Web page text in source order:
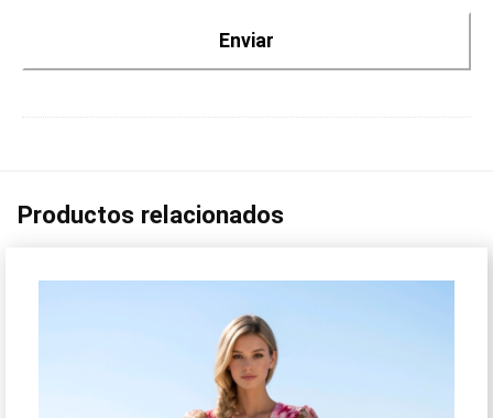
Productos relacionados
¡Oferta!